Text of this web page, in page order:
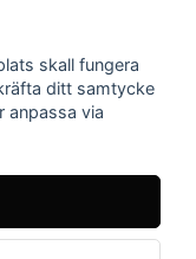
skall fungera
ditt samtycke
anpassa via